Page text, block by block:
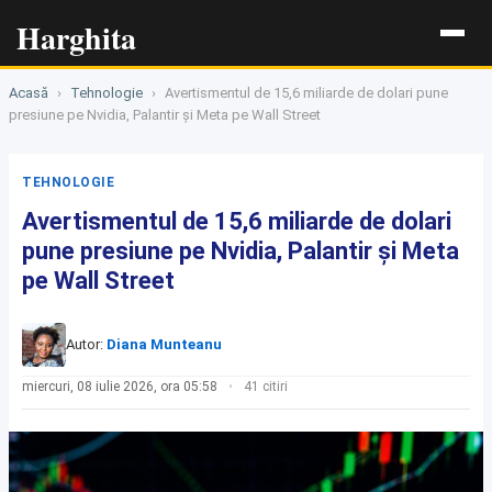
Harghita
Acasă › Tehnologie › Avertismentul de 15,6 miliarde de dolari pune
presiune pe Nvidia, Palantir și Meta pe Wall Street
TEHNOLOGIE
Avertismentul de 15,6 miliarde de dolari
pune presiune pe Nvidia, Palantir și Meta
pe Wall Street
Autor: Diana Munteanu
miercuri, 08 iulie 2026, ora 05:58 41 citiri